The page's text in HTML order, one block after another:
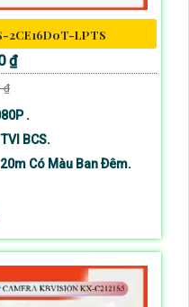
2CE16D0T-LPTS
₫
₫
.
BCS.
Có Màu Ban Ðêm.